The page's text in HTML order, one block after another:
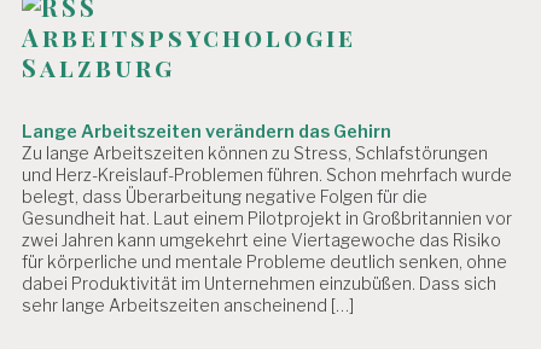
Arbeitspsychologie
Salzburg
Lange Arbeitszeiten verändern das Gehirn
Zu lange Arbeitszeiten können zu Stress, Schlafstörungen
und Herz-Kreislauf-Problemen führen. Schon mehrfach wurde
belegt, dass Überarbeitung negative Folgen für die
Gesundheit hat. Laut einem Pilotprojekt in Großbritannien vor
zwei Jahren kann umgekehrt eine Viertagewoche das Risiko
für körperliche und mentale Probleme deutlich senken, ohne
dabei Produktivität im Unternehmen einzubüßen. Dass sich
sehr lange Arbeitszeiten anscheinend […]